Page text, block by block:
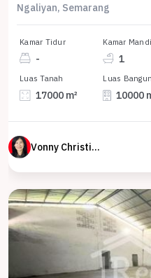
Ngaliyan, Semarang
Kamar Tidur
-
Kamar Mandi
1
Luas Tanah
17000 m²
Luas
10000
Vonny Christina